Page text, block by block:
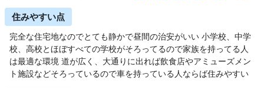
住みやすい点
完全な住宅地なのでとても静かで昼間の治安がいい 小学校、中学
校、高校とほぼすべての学校がそろってるので家族を持ってる人
は最適な環境 道が広く、大通りに出れば飲食店やアミューズメン
ト施設などそろっているので車を持っている人ならば住みやすい